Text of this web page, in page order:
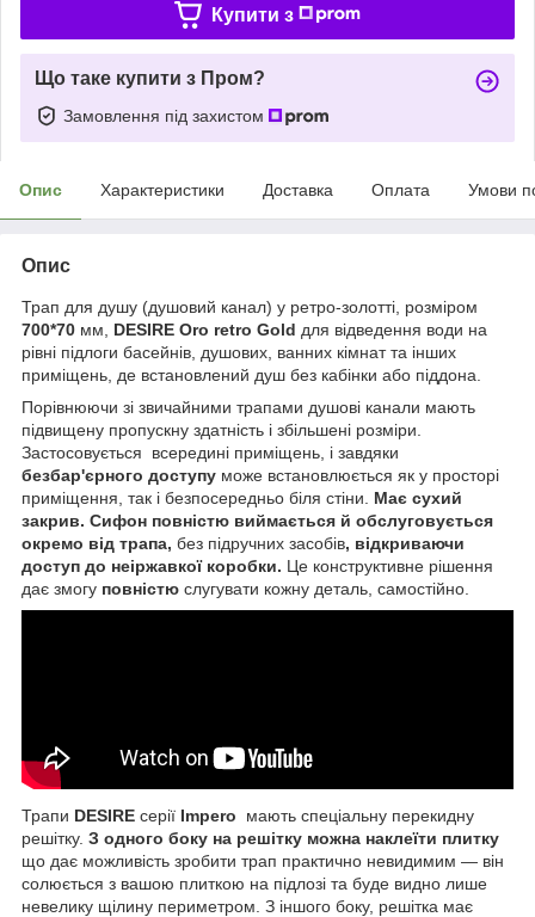
Купити з
Що таке купити з Пром?
Замовлення під захистом
Опис Характеристики Доставка Оплата Умови
Опис
Трап для душу (душовий канал) у ретро-золотті, розміром
700*70 мм, DESIRE Oro retro Gold для відведення води на
рівні підлоги басейнів, душових, ванних кімнат та інших
приміщень, де встановлений душ без кабінки або піддона.
Порівнюючи зі звичайними трапами душові канали мають
підвищену пропускну здатність і збільшені розміри.
Застосовується всередині приміщень, і завдяки
безбар'єрного доступу може встановлюється як у просторі
приміщення, так і безпосередньо біля стіни. Має сухий
закрив. Сифон повністю виймається й обслуговується
окремо від трапа, без підручних засобів, відкриваючи
доступ до неіржавкої коробки. Це конструктивне рішення
дає змогу повністю слугувати кожну деталь, самостійно.
Трапи DESIRE серії Impero мають спеціальну перекидну
решітку. З одного боку на решітку можна наклеїти плитку
що дає можливість зробити трап практично невидимим — він
солюється з вашою плиткою на підлозі та буде видно лише
невелику щілину периметром. З іншого боку, решітка має